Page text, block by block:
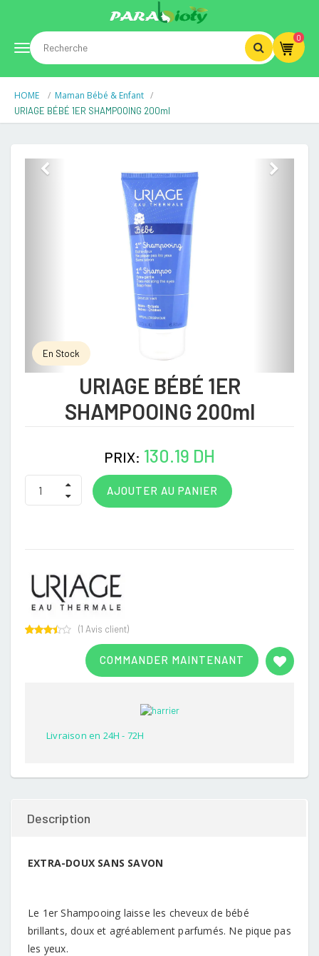
Toggle
navigation
0
HOME Maman Bébé & Enfant
URIAGE BÉBÉ 1ER SHAMPOOING 200ml
En Stock
URIAGE BÉBÉ 1ER
SHAMPOOING 200ml
PRIX: 130.19 DH
AJOUTER AU PANIER
COMMANDER MAINTENANT
(1 Avis client)
Livraison en 24H - 72H
Description
EXTRA-DOUX SANS SAVON
Le 1er Shampooing laisse les cheveux de bébé
brillants, doux et agréablement parfumés. Ne pique pas
les yeux.